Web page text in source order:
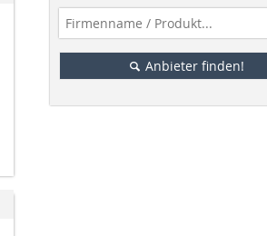
Anbieter finden!